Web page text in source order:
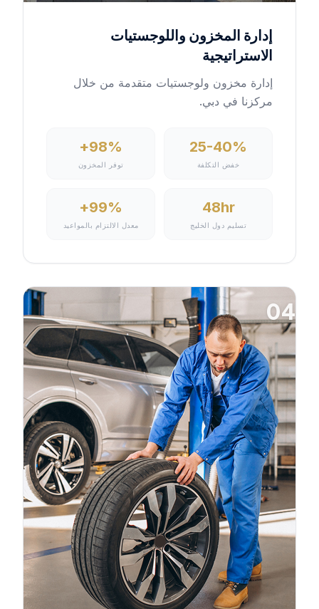
إدارة المخزون واللوجستيات
الاستراتيجية
إدارة مخزون ولوجستيات متقدمة من خلال
مركزنا في دبي.
25-40%
خفض التكلفة
98%+
توفر المخزون
48hr
تسليم دول الخليج
99%+
معدل الالتزام بالمواعيد
04